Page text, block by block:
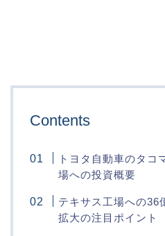
Contents
トヨタ自動車のタコ
場への投資概要
テキサス工場への36
拡大の注目ポイント